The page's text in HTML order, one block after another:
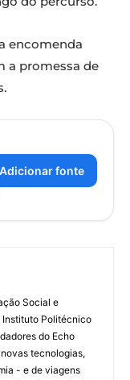
encomenda
a promessa de
Adicionar fonte
Social e
Instituto Politécnico
do Echo
tecnologias,
- e de viagens